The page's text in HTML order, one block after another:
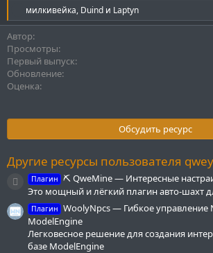
Р
е
к
ц
и
и
:
милкивейка, Duind и Laptyn
Автор
Просмотры
Первый выпуск
Обновление
Оценка
Обсудить ресурс
Другие ресурсы пользователя
Иконка ресурса
Плагин ⛏ QweMine — Интересные
Это мощный и лёгкий плагин авто-шахт
Плагин WoolyNpcs — Гибкое управление
ModelEngine
Легковесное решение для создания
базе ModelEngine